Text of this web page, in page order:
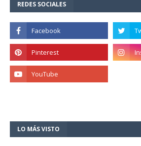
REDES SOCIALES
LO MÁS VISTO